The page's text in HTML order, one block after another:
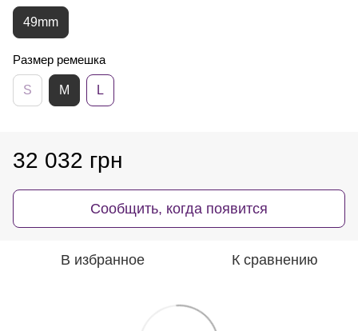
49mm
Размер ремешка
S M L
32 032 грн
Сообщить, когда появится
В избранное К сравнению